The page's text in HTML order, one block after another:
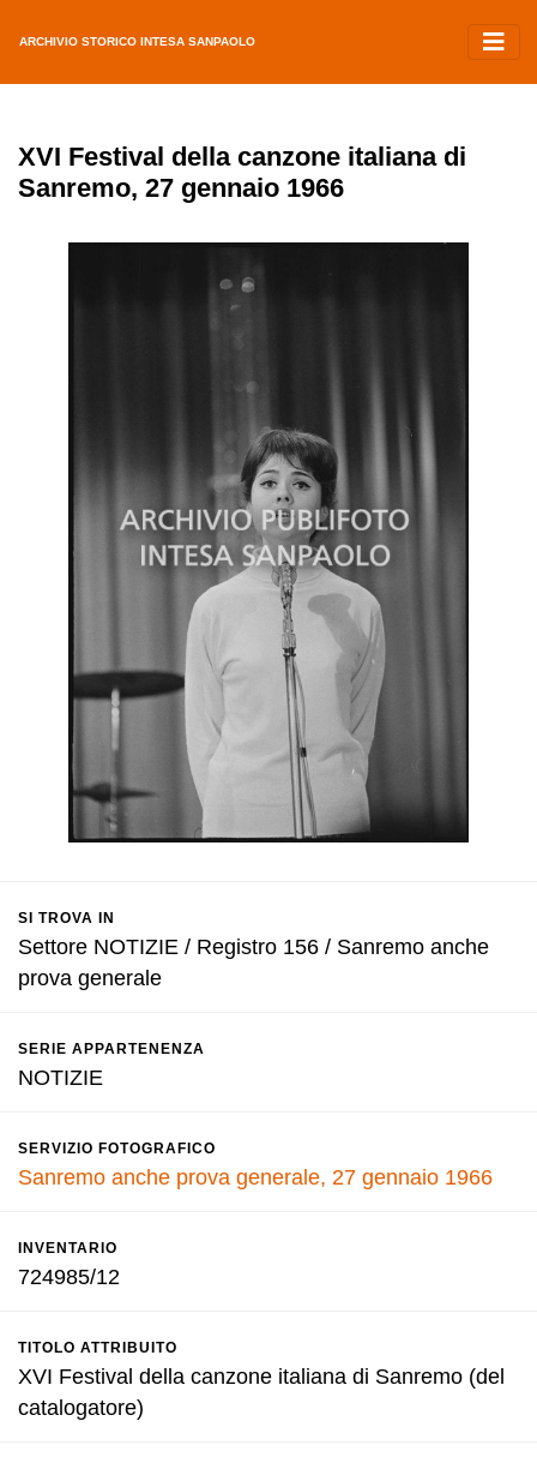
ARCHIVIO STORICO INTESA SANPAOLO
XVI Festival della canzone italiana di
Sanremo, 27 gennaio 1966
SI TROVA IN
Settore NOTIZIE / Registro 156 / Sanremo anche
prova generale
SERIE APPARTENENZA
NOTIZIE
SERVIZIO FOTOGRAFICO
Sanremo anche prova generale, 27 gennaio 1966
INVENTARIO
724985/12
TITOLO ATTRIBUITO
XVI Festival della canzone italiana di Sanremo (del
catalogatore)